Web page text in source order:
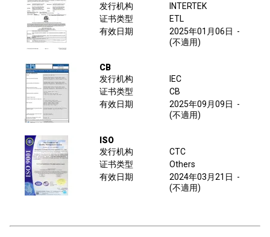
发行机构
INTERTEK
证书类型
ETL
有效日期
2025年01月06日 -
(不適用)
CB
发行机构
IEC
证书类型
CB
有效日期
2025年09月09日 -
(不適用)
ISO
发行机构
CTC
证书类型
Others
有效日期
2024年03月21日 -
(不適用)